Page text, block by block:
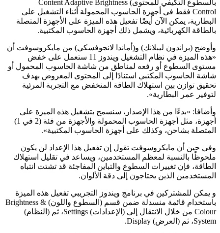
بالسطوع التكيفي للمحتوى) Content Adaptive Brightness
Control فقط في أجهزة الحاسوب المحمولة أثناء التشغيل على
البطارية، يمكن الآن أيضًا تفعيل هذه الميزة على الأجهزة المتصلة
بالطاقة الكهربائية، ويشمل ذلك أجهزة الحاسوب المكتبية.
وأوضح (براندون ليبلانك) و(أماندا لانجوفسكي) من مايكروسوفت أن
«هذه الميزة في نظام التشغيل ويندوز 11 ستعمل على خفض
مستوى السطوع أو رفعه لمناطق من شاشة الحاسوب المحمول أو
شاشة الحاسوب المكتبي استنادًا إلى المحتوى المعروض بهدف
تحقيق توازن بين استهلاك الطاقة المنخفض مع التجربة المرئية
لتوفير عمر البطارية».
وأضافا: «بدءًا من هذا الإصدار، سنسمح بتشغيل هذه الميزة على
أجهزة، مثل أجهزة الحاسوب المحمولة والأجهزة من فئة (2 في 1)
المتصلة بشاحن، وكذلك على أجهزة الحاسوب المكتبية».
وفي حين أن مايكروسوفت تقول إن تفعيل هذا الإعداد لن يكون
ملحوظًا بالنسبة لمعظم المستخدمين، ويساعد في تقليل استهلاك
الطاقة، فإن تغييرات السطوع والتباين المفاجئة قد تشتت انتباه
المستخدمين الذين يحتاجون إلى دقة الألوان.
و يمكن للمشتركين في برنامج ويندوز التجريبي تفعيل هذه الميزة
باستخدام قائمة منسدلة ضمن قسم (السطوع واللون) Brightness &
Colour من خلال الانتقال إلى (الإعدادات) Settings، ثم (النظام)
System، ثم (العرض) Display.